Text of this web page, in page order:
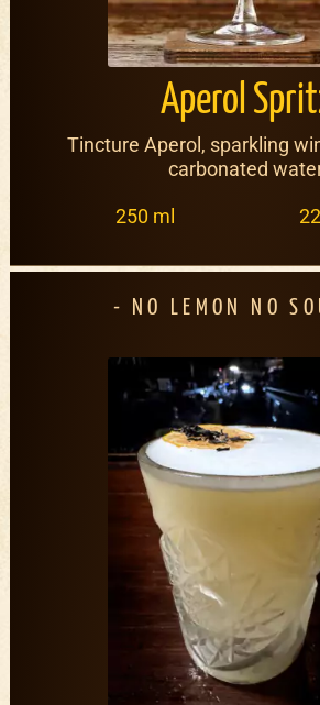
Aperol
Tincture Aperol, sparkling
carbonated
250 ml
NO LEMON NO